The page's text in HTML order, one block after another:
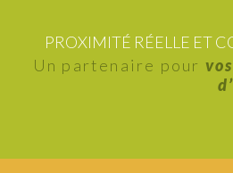
PROXIMITÉ RÉELLE ET
Un partenaire pour